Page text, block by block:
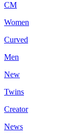
CM
Women
Curved
Men
New
Twins
Creator
News